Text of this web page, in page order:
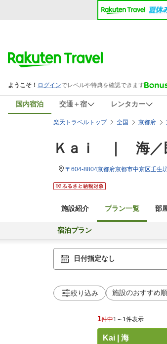
国内宿泊 交通＋宿 レンタカー
楽天トラベルトップ 全国 京都府
Ｋａｉ ｜ 海／
〒604-8804京都府京都市中京区壬生
施設紹介 プラン一覧 部
宿泊プラン
日付指定なし
絞り込み
1件中1～1件表示
Kai | 海